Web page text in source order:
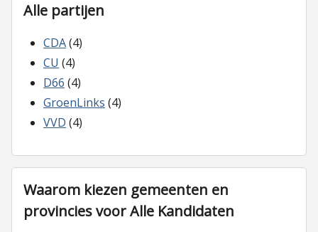
Alle partijen
CDA(4)
CU (4)
D66 (4)
GroenLinks (4)
VVD (4)
Waarom kiezen gemeenten en
provincies voor Alle Kandidaten